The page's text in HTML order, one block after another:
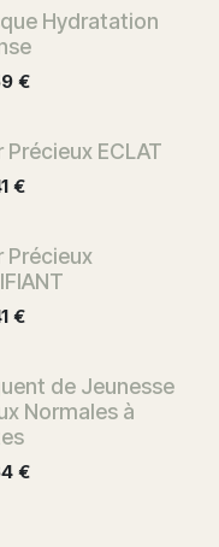
Hydratation
€
Précieux ECLAT
€
Précieux
€
de Jeunesse
Normales à
€